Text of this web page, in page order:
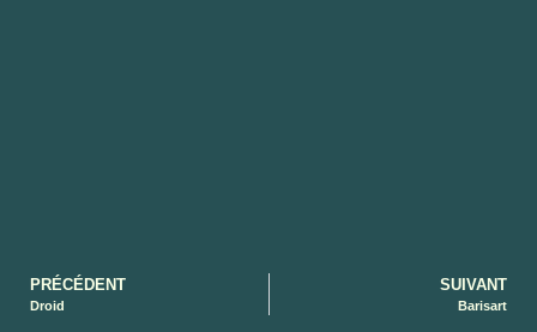
PRÉCÉDENT
Droid
SUIVANT
Barisart